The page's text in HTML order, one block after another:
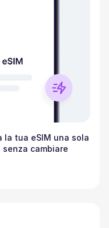
la tua eSIM una sola
cambiare